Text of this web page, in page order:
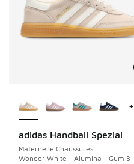
adidas Handball Spezial
Maternelle Chaussures
Wonder White - Alumina - Gum 3
NOUVEAU
+